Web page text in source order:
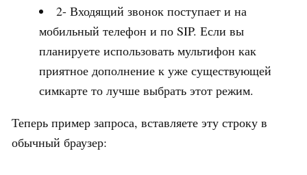
2- Входящий звонок поступает и на
мобильный телефон и по SIP. Если вы
планируете использовать мультифон как
приятное дополнение к уже существующей
симкарте то лучше выбрать этот режим.
Теперь пример запроса, вставляете эту строку в
обычный браузер: